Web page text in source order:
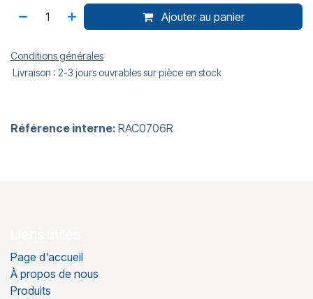
Ajouter au panier
Conditions générales
Livraison : 2-3 jours ouvrables sur pièce en stock
Référence interne: RAC0706R
Page d'accueil
À propos de nous
Produits